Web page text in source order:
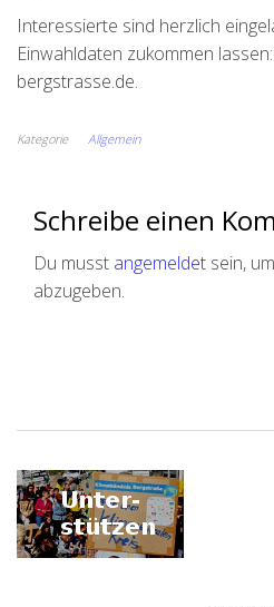
Interessierte sind herzlich
Einwahldaten zukommen
bergstrasse.de.
Kategorie Allgemein
Schreibe einen
Du musst angemeldet sein,
abzugeben.